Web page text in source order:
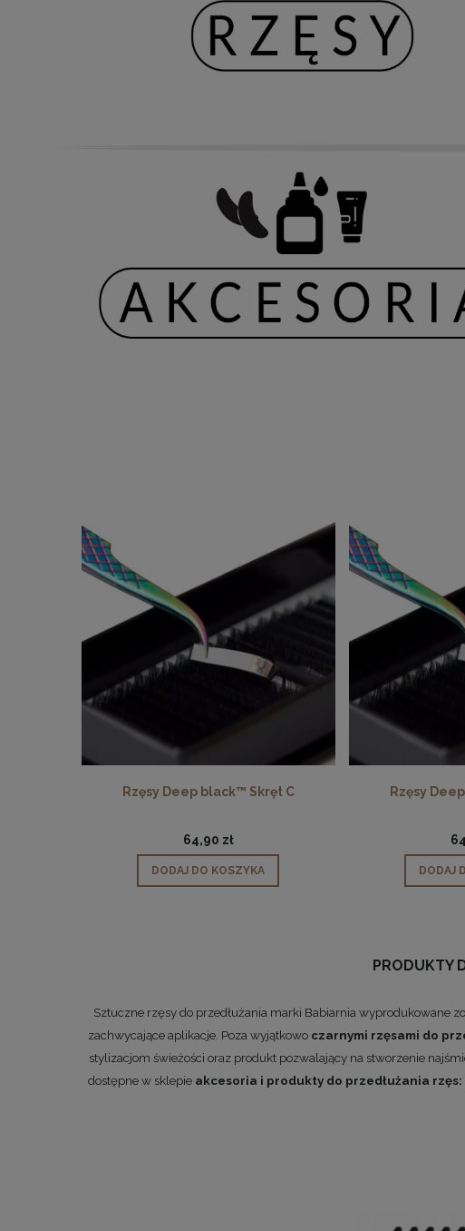
Rzęsy Deep black™ Skręt C
64,90 zł
DODAJ DO KOSZYKA
Rzęsy
DODAJ
PRODUKTY
Sztuczne rzęsy do przedłużania marki Babiarnia wyprodukowane
zachwycające aplikacje. Poza wyjątkowo czarnymi rzęsami do
stylizacjom świeżości oraz produkt pozwalający na stworzenie
dostępne w sklepie akcesoria i produkty do przedłużania rzęs: